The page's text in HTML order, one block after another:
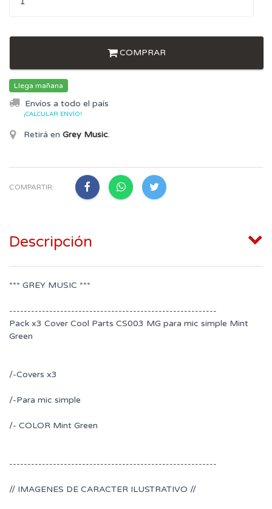
COMPRAR
Llega mañana
Envíos a todo el país
¡CALCULAR ENVÍO!
Retirá en Grey Music.
COMPARTIR:
Descripción
*** GREY MUSIC ***
---------------------------------------------------------
Pack x3 Cover Cool Parts CS003 MG para mic simple Mint
Green
/-Covers x3
/-Para mic simple
/- COLOR Mint Green
---------------------------------------------------------
// IMAGENES DE CARACTER ILUSTRATIVO //